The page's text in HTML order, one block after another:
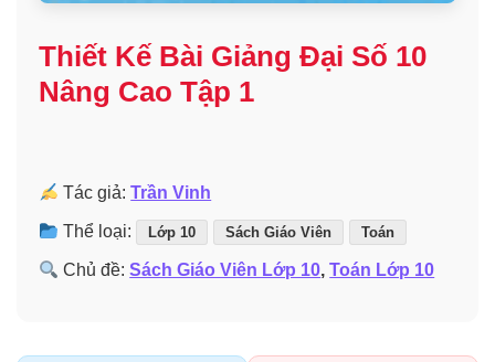
Thiết Kế Bài Giảng Đại Số 10
Nâng Cao Tập 1
Tác giả:Trần Vinh
Thể loại: Lớp 10 Sách Giáo Viên Toán
Chủ đề:Sách Giáo Viên Lớp 10,Toán Lớp 10